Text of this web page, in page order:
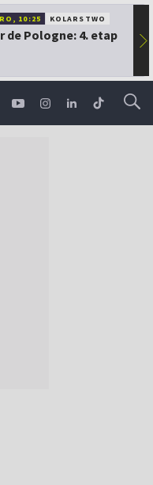
10:25 KOLARSTWO
de Pologne: 4. etap ▶